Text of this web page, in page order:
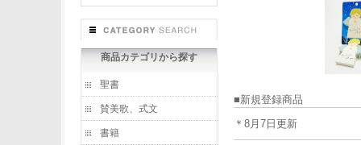
商品カテゴリから探す
聖書
賛美歌、式文
書籍
■新規登録商品
＊8月7日更新